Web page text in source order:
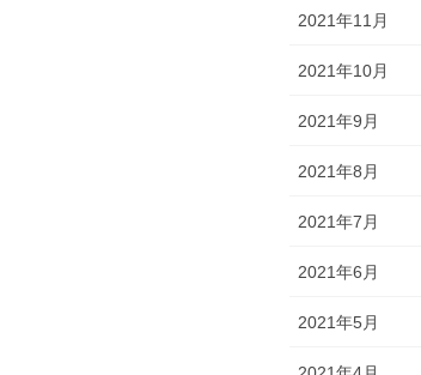
2021年11月
2021年10月
2021年9月
2021年8月
2021年7月
2021年6月
2021年5月